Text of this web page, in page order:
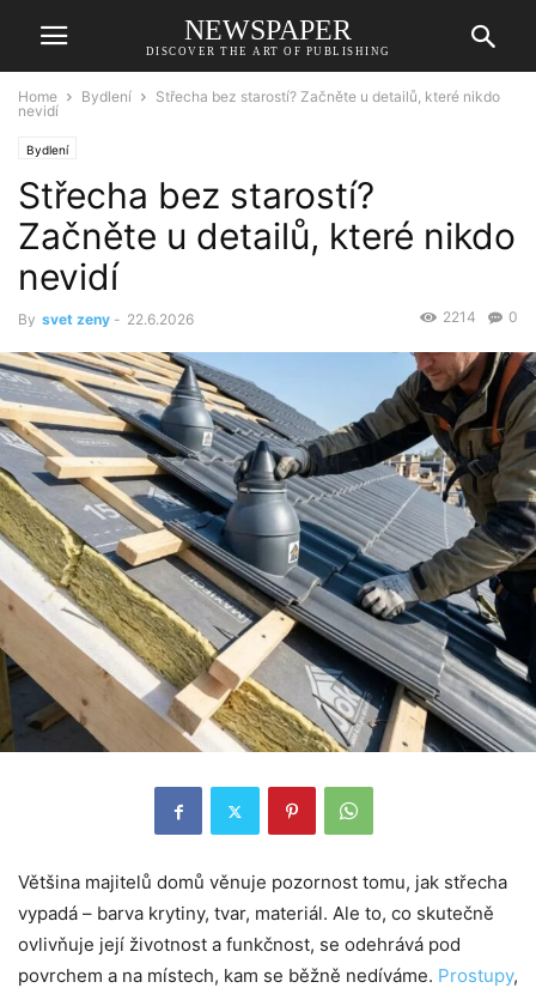
NEWSPAPER
DISCOVER THE ART OF PUBLISHING
Home Bydlení
Střecha bez starostí? Začněte u detailů, které nikdo
nevidí
Bydlení
Střecha bez starostí?
Začněte u detailů, které nikdo
nevidí
By svet zeny - 22.6.2026 0
2214
Většina majitelů domů věnuje pozornost tomu, jak střecha
vypadá – barva krytiny, tvar, materiál. Ale to, co skutečně
ovlivňuje její životnost a funkčnost, se odehrává pod
povrchem a na místech, kam se běžně nedíváme. Prostupy,